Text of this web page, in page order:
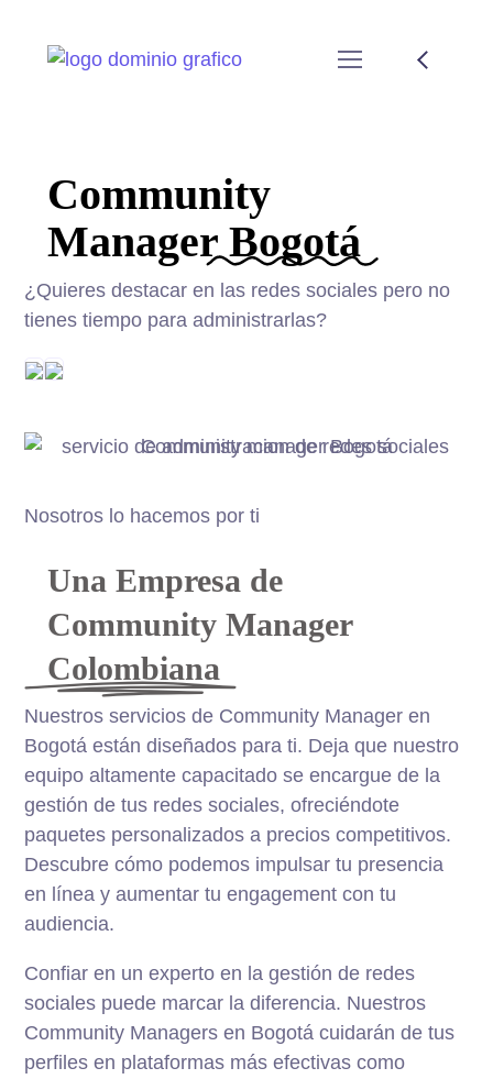
Community
ManagerBogotá
¿Quieres destacar en las redes sociales pero no
tienes tiempo para administrarlas?
Nosotros lo hacemos por ti
Una Empresa de
Community Manager
Colombiana
Nuestros servicios de Community Manager en
Bogotá están diseñados para ti. Deja que nuestro
equipo altamente capacitado se encargue de la
gestión de tus redes sociales, ofreciéndote
paquetes personalizados a precios competitivos.
Descubre cómo podemos impulsar tu presencia
en línea y aumentar tu engagement con tu
audiencia.
Confiar en un experto en la gestión de redes
sociales puede marcar la diferencia. Nuestros
Community Managers en Bogotá cuidarán de tus
perfiles en plataformas más efectivas como